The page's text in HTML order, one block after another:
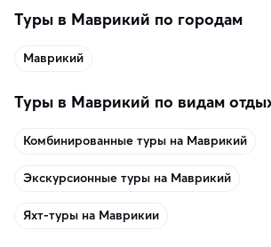
Туры в Маврикий по городам
Маврикий
Туры в Маврикий по видам
Комбинированные туры на Маврикий
Экскурсионные туры на Маврикий
Яхт-туры на Маврикии